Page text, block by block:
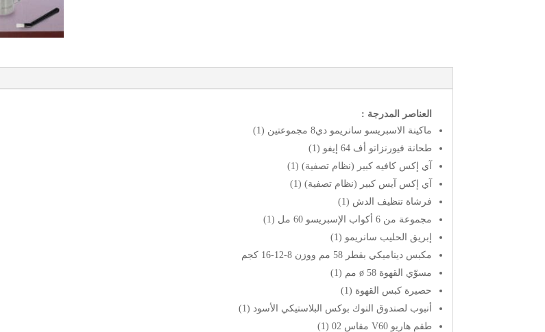
العناصر المدرجة :
ماكينة الاسبريسو سانريمو دي8 مجموعتين (1)
طحانة فيورنزاتو أف 64 إيفو (1)
آي إكس كافيه كبير (نظام تصفية) (1)
آي إكس آيس كبير (نظام تصفية) (1)
فرشاة تنظيف الدش (1)
مجموعة من 6 أكواب الإسبريسو 60 مل (1)
إبريق الحليب سانريمو (1)
مكبس ديناميكي بقطر 58 مم ووزن 8-12-16 كجم
مسوّي القهوة ø 58 مم (1)
حصيرة كبس القهوة (1)
أنبوب لصندوق النوك بوكس ​​البلاستيكي الأسود (1)
طقم هاريو V60 مقاس 02 (1)